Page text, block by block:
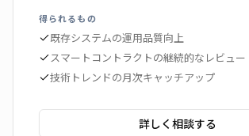
得られるもの
既存システムの運用品質向上
スマートコントラクトの継続的なレビュー
技術トレンドの月次キャッチアップ
詳しく相談する